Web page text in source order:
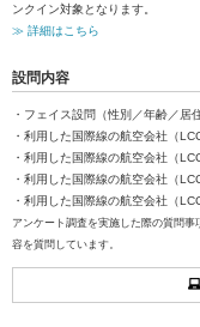
ンクイン対象となります。
≫ 詳細はこちら
設問内容
・フェイス設問（性別／年齢／居
・利用した国際線の航空会社（LCC
・利用した国際線の航空会社（
・利用した国際線の航空会社（
・利用した国際線の航空会社（
アンケート調査を実施した際の質問
容を質問しています。